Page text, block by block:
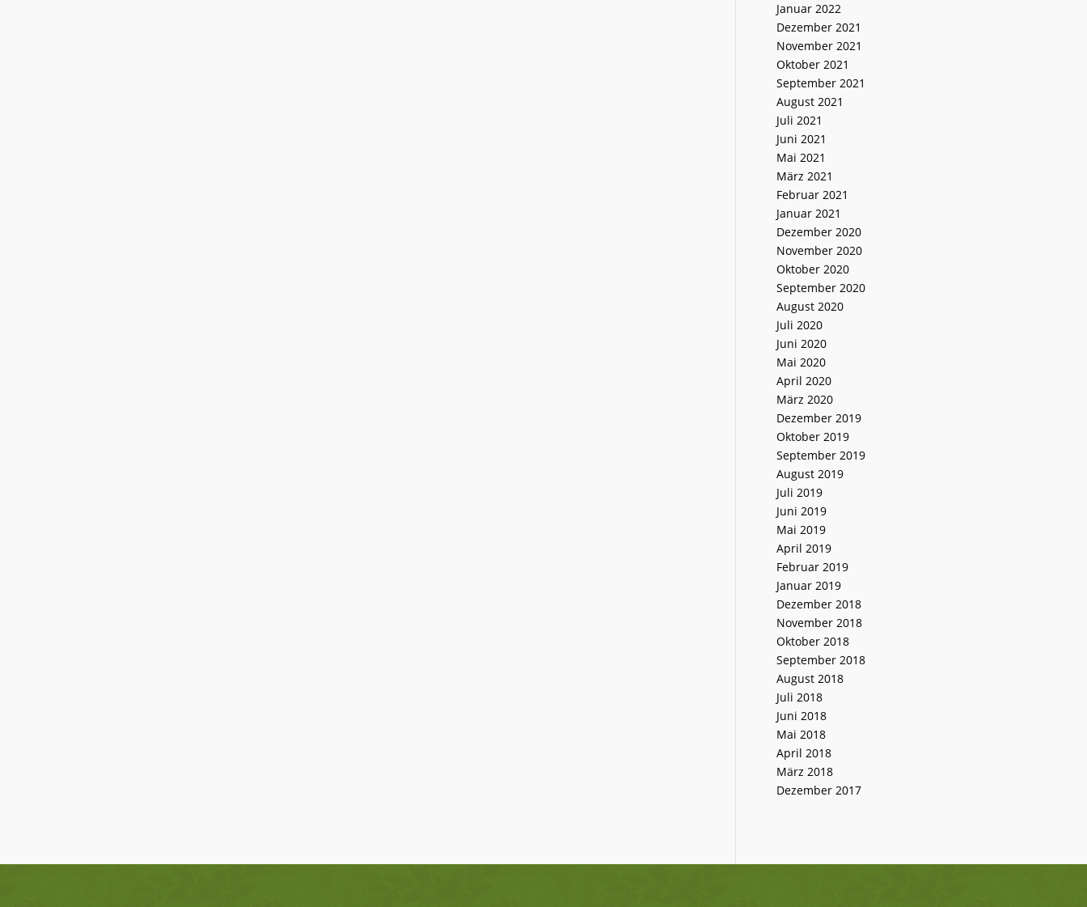
Januar 2022
Dezember 2021
November 2021
Oktober 2021
September 2021
August 2021
Juli 2021
Juni 2021
Mai 2021
März 2021
Februar 2021
Januar 2021
Dezember 2020
November 2020
Oktober 2020
September 2020
August 2020
Juli 2020
Juni 2020
Mai 2020
April 2020
März 2020
Dezember 2019
Oktober 2019
September 2019
August 2019
Juli 2019
Juni 2019
Mai 2019
April 2019
Februar 2019
Januar 2019
Dezember 2018
November 2018
Oktober 2018
September 2018
August 2018
Juli 2018
Juni 2018
Mai 2018
April 2018
März 2018
Dezember 2017